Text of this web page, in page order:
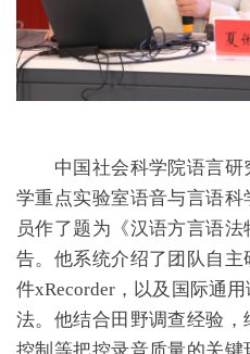
中国社会科学院语言研
学重点实验室语音与言语
员作了题为《汉语方言语
告。他系统介绍了团队自
件xRecorder，以及国际通
法。他结合田野调查经验